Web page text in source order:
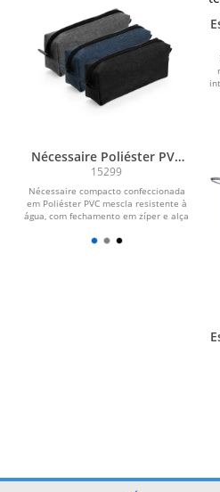
Nécessaire Poliéster PVC
Mescla
15299
Nécessaire compacto confeccionada
em Poliéster PVC mescla resistente à
água, com fechamento em zíper e alça